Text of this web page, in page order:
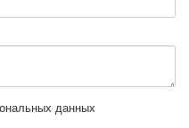
данных